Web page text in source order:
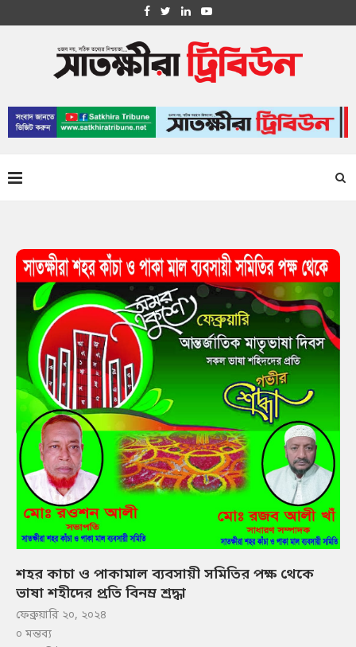
শহর কাচা ও পাকামাল ব্যবসায়ী সমিতির পক্ষ থেকে
ভাষা শহীদের প্রতি বিনম্র শ্রদ্ধা
ফেব্রুয়ারি ২০, ২০২৪
০ মন্তব্য